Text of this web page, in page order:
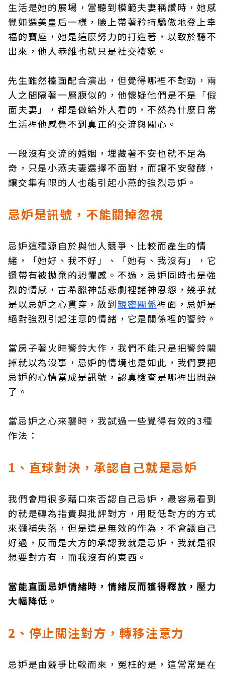
生活是她的展場，當聽到模範夫妻稱讚時，她感
覺如選美皇后一樣，臉上帶著矜持驕傲地登上幸
福的寶座，她是這麼努力的打造著，以致於聽不
出來，他人恭維也就只是社交禮貌。
先生雖然檯面配合演出，但覺得哪裡不對勁，兩
人之間隔著一層膜似的，他懷疑他們是不是「假
面夫妻」，都是做給外人看的，不然為什麼日常
生活裡他感覺不到真正的交流與關心。
一段沒有交流的婚姻，埋藏著不安也就不足為
奇，只是小燕夫妻選擇不面對，而讓不安發酵，
讓交集有限的人也能引起小燕的強烈忌妒。
忌妒是訊號，不能關掉忽視
忌妒這種源自於與他人競爭、比較而產生的情
緒，「她好、我不好」、「她有、我沒有」，它
還帶有被拋棄的恐懼感。不過，忌妒同時也是強
烈的情感，古希臘神話悲劇裡諸神恩怨，幾乎就
是以忌妒之心貫穿，放到親密關係裡面，忌妒是
絕對強烈引起注意的情緒，它是關係裡的警鈴。
當房子著火時警鈴大作，我們不能只是把警鈴關
掉就以為沒事，忌妒的情境也是如此，我們要把
忌妒的心情當成是訊號，認真檢查是哪裡出問題
了。
當忌妒之心來襲時，我試過一些覺得有效的3種
作法：
1、直球對決，承認自己就是忌妒
我們會用很多藉口來否認自己忌妒，最容易看到
的就是轉為指責與批評對方，用貶低對方的方式
來彌補失落，但是這是無效的作為，不會讓自己
好過，反而是大方的承認我就是忌妒，我就是很
想要對方有，而我沒有的東西。
當能直面忌妒情緒時，情緒反而獲得釋放，壓力
大幅降低。
2、停止關注對方，轉移注意力
忌妒是由競爭比較而來，冤枉的是，這常常是在